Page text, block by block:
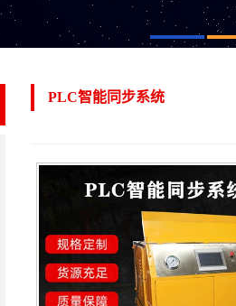
PLC智能同步系统